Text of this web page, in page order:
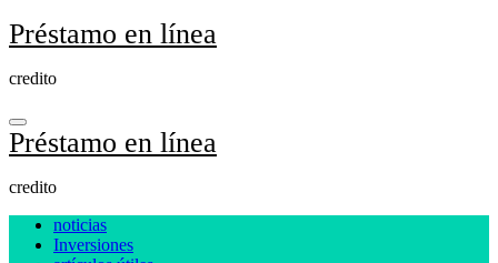
Ir
al
Préstamo en línea
credito
Préstamo en línea
credito
noticias
Inversiones